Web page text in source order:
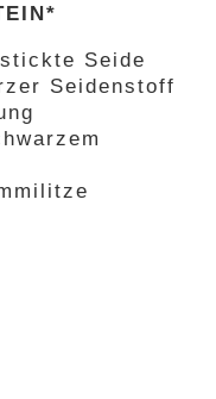
Seide
Seidenstoff